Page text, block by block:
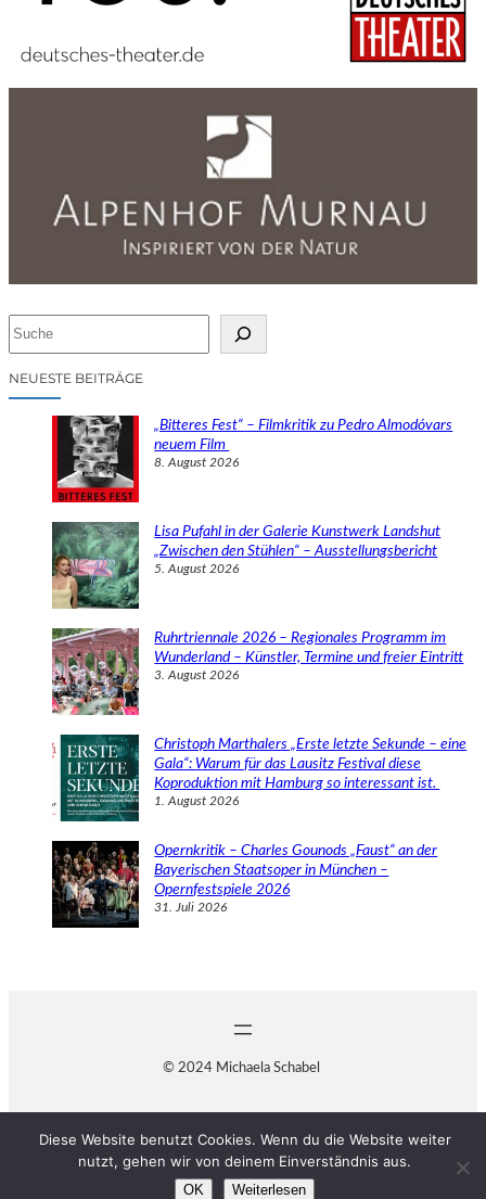
NEUESTE BEITRÄGE
„Bitteres Fest“ – Filmkritik zu Pedro Almodóvars
neuem Film
8. August 2026
Lisa Pufahl in der Galerie Kunstwerk Landshut
„Zwischen den Stühlen“ – Ausstellungsbericht
5. August 2026
Ruhrtriennale 2026 – Regionales Programm im
Wunderland – Künstler, Termine und freier Eintritt
3. August 2026
Christoph Marthalers „Erste letzte Sekunde – eine
Gala“: Warum für das Lausitz Festival diese
Koproduktion mit Hamburg so interessant ist.
1. August 2026
Opernkritik – Charles Gounods „Faust“ an der
Bayerischen Staatsoper in München –
Opernfestspiele 2026
31. Juli 2026
© 2024 Michaela Schabel
Diese Website benutzt Cookies. Wenn du die Website weiter
nutzt, gehen wir von deinem Einverständnis aus.
OK Weiterlesen